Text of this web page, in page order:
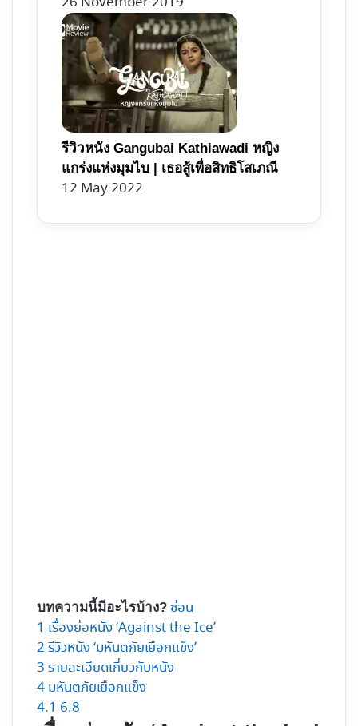
รีวิวหนัง Gangubai Kathiawadi หญิง
แกร่งแห่งมุมไบ | เธอสู้เพื่อสิทธิโสเภณี
12 May 2022
บทความนี้มีอะไรบ้าง? ซ่อน
1 เรื่องย่อหนัง ‘Against the Ice’
2 รีวิวหนัง ‘มหันตภัยเยือกแข็ง’
3 รายละเอียดเกี่ยวกับหนัง
4 มหันตภัยเยือกแข็ง
4.1 6.8